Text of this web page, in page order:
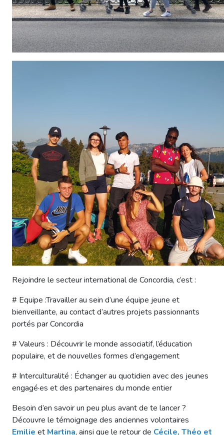
Rejoindre le secteur international de Concordia, c’est :
# Equipe :Travailler au sein d’une équipe jeune et
bienveillante, au contact d’autres projets passionnants
portés par Concordia
# Valeurs : Découvrir le monde associatif, l’éducation
populaire, et de nouvelles formes d’engagement
# Interculturalité : Échanger au quotidien avec des jeunes
engagé·es et des partenaires du monde entier
Besoin d’en savoir un peu plus avant de te lancer ?
Découvre le témoignage des anciennes volontaires
Emilie et Martina, ainsi que le retour de Cécile, Théo et